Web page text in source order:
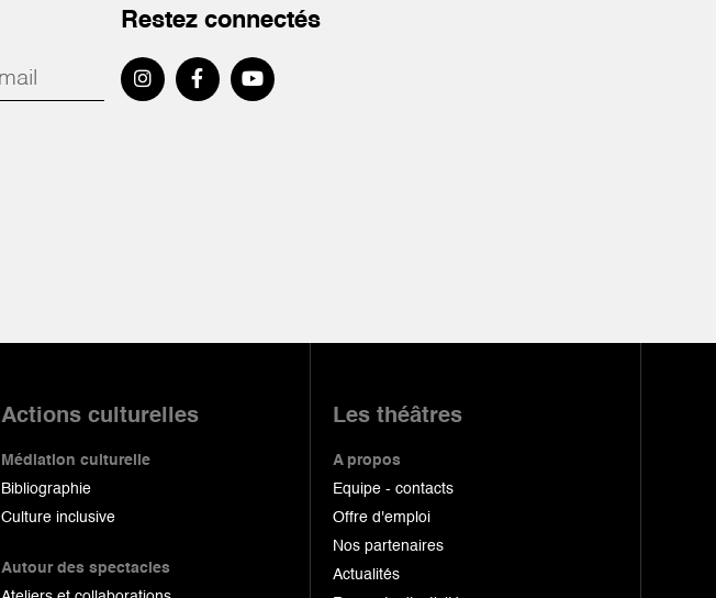
Restez connectés
Actions culturelles
Médiation culturelle
Bibliographie
Culture inclusive
Autour des spectacles
Les théâtres
A propos
Equipe - contacts
Offre d'emploi
Nos partenaires
Actualités